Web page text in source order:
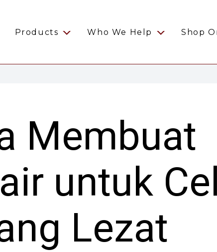
Products Who We Help Shop
Membuat
untuk
Lezat